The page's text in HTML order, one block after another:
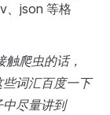
、json 等格
爬虫的话，
词汇百度一下
尽量讲到